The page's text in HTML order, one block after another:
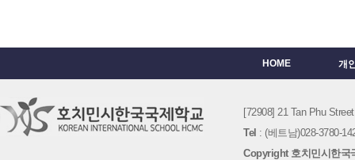
HOME 개
[72908] 21 Tan Phu
Tel : (베트남)028-3780-
Copyright 호치민시한국